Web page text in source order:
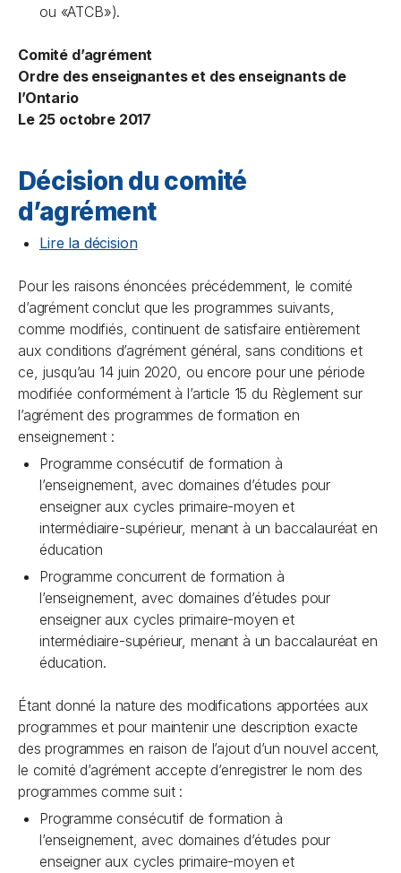
ou «ATCB»).
Comité d’agrément
Ordre des enseignantes et des enseignants de
l’Ontario
Le 25 octobre 2017
Décision du comité
d’agrément
Lire la décision
Pour les raisons énoncées précédemment, le comité
d’agrément conclut que les programmes suivants,
comme modifiés, continuent de satisfaire entièrement
aux conditions d’agrément général, sans conditions et
ce, jusqu’au 14 juin 2020, ou encore pour une période
modifiée conformément à l’article 15 du Règlement sur
l’agrément des programmes de formation en
enseignement :
Programme consécutif de formation à
l’enseignement, avec domaines d’études pour
enseigner aux cycles primaire-moyen et
intermédiaire-supérieur, menant à un baccalauréat en
éducation
Programme concurrent de formation à
l’enseignement, avec domaines d’études pour
enseigner aux cycles primaire-moyen et
intermédiaire-supérieur, menant à un baccalauréat en
éducation.
Étant donné la nature des modifications apportées aux
programmes et pour maintenir une description exacte
des programmes en raison de l’ajout d’un nouvel accent,
le comité d’agrément accepte d’enregistrer le nom des
programmes comme suit :
Programme consécutif de formation à
l’enseignement, avec domaines d’études pour
enseigner aux cycles primaire-moyen et